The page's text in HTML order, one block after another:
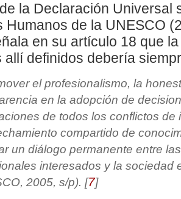
la Declaración Universal
Humanos de la UNESCO
en su artículo 18 que
allí definidos debería
el profesionalismo, la
en la adopción de
de todos los conflictos de
compartido de
un diálogo permanente entre
interesados y la sociedad
2005, s/p). [7]